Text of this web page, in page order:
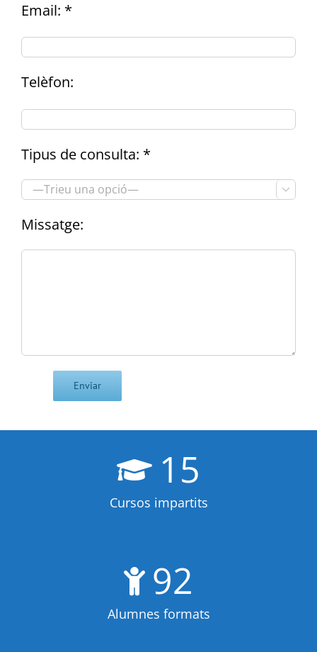
Email: *
Telèfon:
Tipus de consulta: *

Missatge:
15
Cursos impartits
92
Alumnes formats